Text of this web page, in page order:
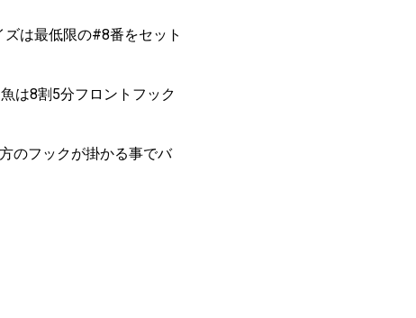
は最低限の#8番をセット
は8割5分フロントフック
のフックが掛かる事でバ